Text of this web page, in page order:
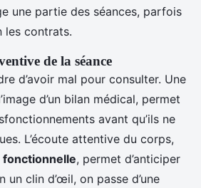
une partie des séances, parfois
les contrats.
de la séance
d’avoir mal pour consulter. Une
d’un bilan médical, permet
avant qu’ils ne
L’écoute attentive du corps,
fonctionnelle, permet d’anticiper
un clin d’œil, on passe d’une